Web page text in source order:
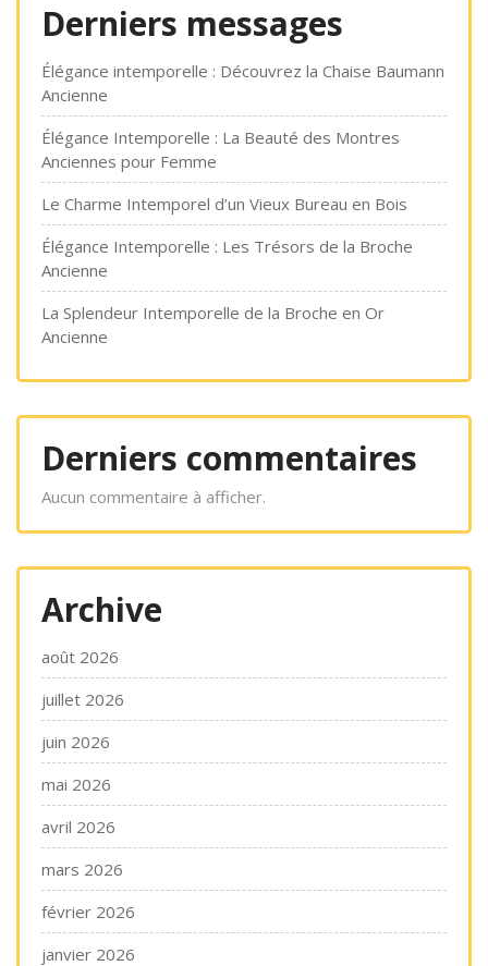
Derniers messages
Élégance intemporelle : Découvrez la Chaise Baumann
Ancienne
Élégance Intemporelle : La Beauté des Montres
Anciennes pour Femme
Le Charme Intemporel d’un Vieux Bureau en Bois
Élégance Intemporelle : Les Trésors de la Broche
Ancienne
La Splendeur Intemporelle de la Broche en Or
Ancienne
Derniers commentaires
Aucun commentaire à afficher.
Archive
août 2026
juillet 2026
juin 2026
mai 2026
avril 2026
mars 2026
février 2026
janvier 2026